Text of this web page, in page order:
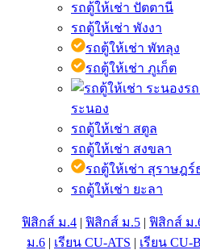
รถตู้ให้เช่า ปัตตานี
รถตู้ให้เช่า พังงา
รถตู้ให้เช่า พัทลุง
รถตู้ให้เช่า ภูเก็ต
ร
ระนอง
รถตู้ให้เช่า สตูล
รถตู้ให้เช่า สงขลา
รถตู้ให้เช่า สุราษฎร์
รถตู้ให้เช่า ยะลา
ฟิสิกส์ ม.4 | ฟิสิกส์ ม.5 | ฟิสิกส์ ม
ม.6 | เรียน CU-ATS | เรียน CU-